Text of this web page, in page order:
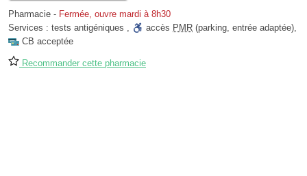
Pharmacie - Fermée, ouvre mardi à 8h30
Services : tests antigéniques , accès PMR (parking, entrée adaptée),
CB acceptée
Recommander cette pharmacie